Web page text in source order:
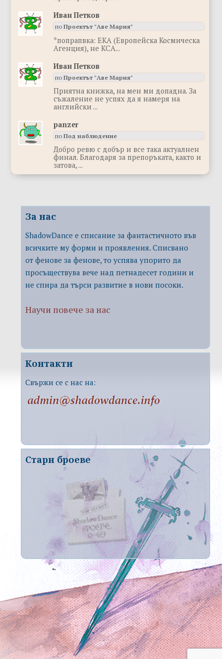
Иван Петков
поПроектът "Аве Мария"
*попрапвка: ЕКА (Европейска Космическа
Агенция), не КСА...
Иван Петков
поПроектът "Аве Мария"
Приятна книжка, на мен ми допадна. За
съжаление не успях да я намеря на
английски ...
panzer
поПод наблюдение
Добро ревю с добър и все така актуалнен
финал. Благодаря за препоръката, както и
затова, ...
За нас
ShadowDance е списание за фантастичното във
всичките му форми и проявления. Списвано
от фенове за фенове, то успява упорито да
просъществува вече над петнадесет години и
не спира да търси развитие в нови посоки.
Научи повече за нас
Контакти
Свържи се с нас на:
Стари броеве